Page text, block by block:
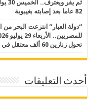
82 عاما بعد إصابته بغيبوبة
“دولة العبار” انتزعت البحر
تحول زنازين 60 ألف معتقل في مصر إلى قبور مغلقة
أحدث التعليقات